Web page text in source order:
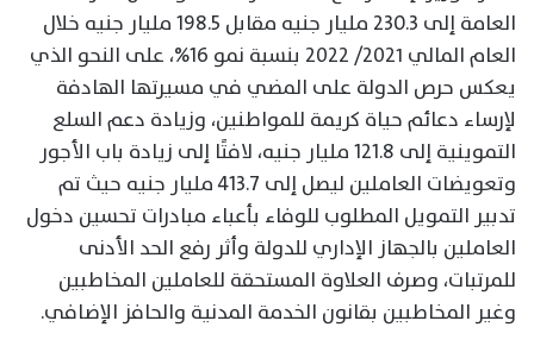
العامة إلى 230.3 مليار جنيه مقابل 198.5 مليار جنيه خلال
العام المالي ٢٠٢١/ ٢٠٢٢ بنسبة نمو 16%، على النحو الذي
يعكس حرص الدولة على المضي في مسيرتها الهادفة
لإرساء دعائم حياة كريمة للمواطنين، وزيادة دعم السلع
التموينية إلى 121.8 مليار جنيه، لافتًا إلى زيادة باب الأجور
وتعويضات العاملين ليصل إلى 413.7 مليار جنيه حيث تم
تدبير التمويل المطلوب للوفاء بأعباء مبادرات تحسين دخول
العاملين بالجهاز الإداري للدولة وأثر رفع الحد الأدنى
للمرتبات، وصرف العلاوة المستحقة للعاملين المخاطبين
وغير المخاطبين بقانون الخدمة المدنية والحافز الإضافي.